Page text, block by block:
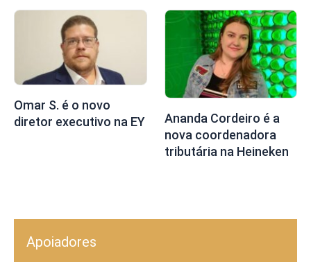
Omar S. é o novo
diretor executivo na EY
Ananda Cordeiro é a
nova coordenadora
tributária na Heineken
Apoiadores